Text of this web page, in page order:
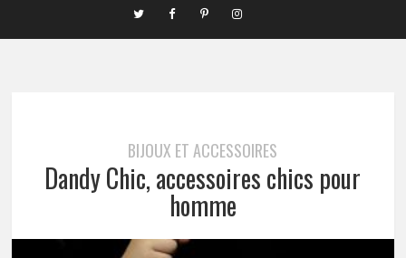
BIJOUX ET ACCESSOIRES
Dandy Chic, accessoires chics pour
homme